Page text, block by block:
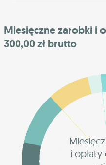
Miesięczne zarobki i
300,00 zł brutto
i